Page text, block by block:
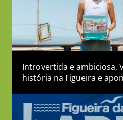
Introvertida e ambiciosa,
história na Figueira e